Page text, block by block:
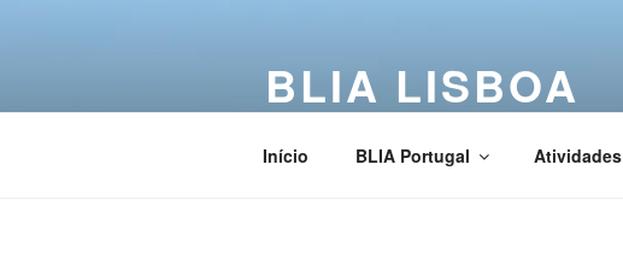
BLIA LISBOA
Início BLIA Portugal Atividades